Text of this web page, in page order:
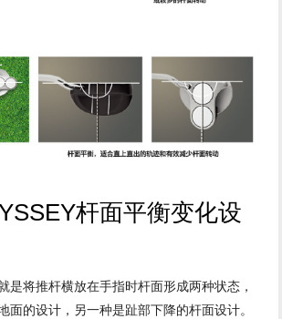
杆面平衡变化设
是将推杆横放在手指时杆面形成两种状态，
面的设计，另一种是趾部下降的杆面设计。